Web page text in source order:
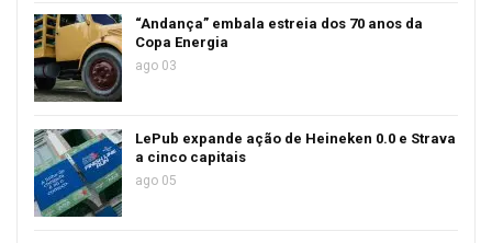
“Andança” embala estreia dos 70 anos da
Copa Energia
ago 03
LePub expande ação de Heineken 0.0 e Strava
a cinco capitais
ago 05